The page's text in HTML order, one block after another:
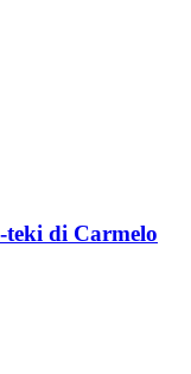
teki di Carmelo